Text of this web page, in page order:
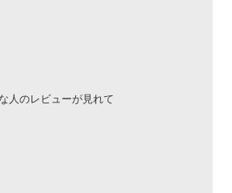
人のレビュー­が見れて